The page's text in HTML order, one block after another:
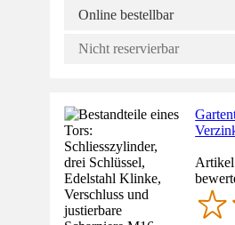
Online bestellbar
Nicht reservierbar